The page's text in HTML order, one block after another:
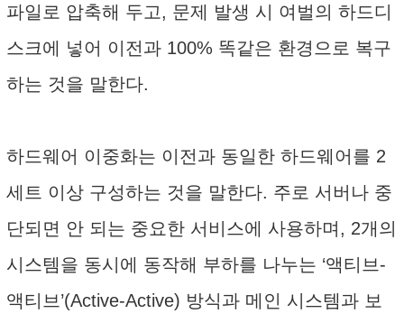
파일로 압축해 두고, 문제 발생 시 여벌의 하드디
스크에 넣어 이전과 100% 똑같은 환경으로 복구
하는 것을 말한다.
하드웨어 이중화는 이전과 동일한 하드웨어를 2
세트 이상 구성하는 것을 말한다. 주로 서버나 중
단되면 안 되는 중요한 서비스에 사용하며, 2개의
시스템을 동시에 동작해 부하를 나누는 ‘액티브-
액티브’(Active-Active) 방식과 메인 시스템과 보